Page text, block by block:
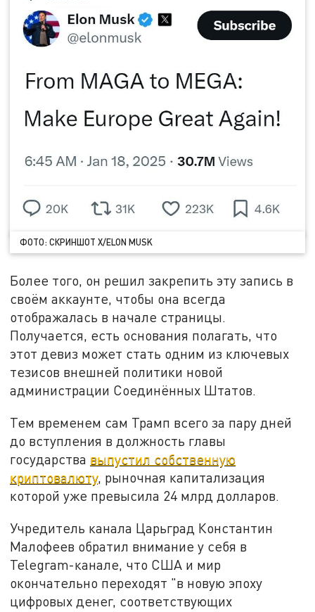
ФОТО: СКРИНШОТ X/ELON MUSK
Более того, он решил закрепить эту запись в
своём аккаунте, чтобы она всегда
отображалась в начале страницы.
Получается, есть основания полагать, что
этот девиз может стать одним из ключевых
тезисов внешней политики новой
администрации Соединённых Штатов.
Тем временем сам Трамп всего за пару дней
до вступления в должность главы
государства выпустил собственную
криптовалюту, рыночная капитализация
которой уже превысила 24 млрд долларов.
Учредитель канала Царьград Константин
Малофеев обратил внимание у себя в
Telegram-канале, что США и мир
окончательно переходят "в новую эпоху
цифровых денег, соответствующих